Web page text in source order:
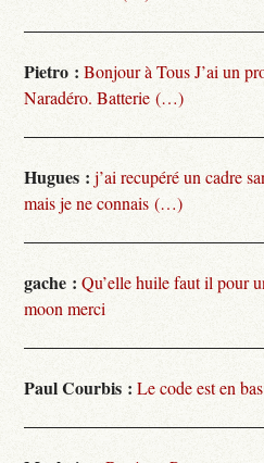
Pietro : Bonjour à Tous J’ai un
Naradéro. Batterie (…)
Hugues : j’ai recupéré un cadre
mais je ne connais (…)
gache : Qu’elle huile faut il pour
moon merci
Paul Courbis : Le code est en